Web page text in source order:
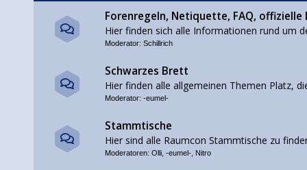
Forenregeln, Netiquette, FAQ,
Hier finden sich alle Informationen rund um
Moderator: Schillrich
Schwarzes Brett
Hier finden alle allgemeinen Themen Platz,
Moderator: -eumel-
Stammtische
Hier sind alle Raumcon Stammtische zu
Moderatoren: Olli, -eumel-, Nitro